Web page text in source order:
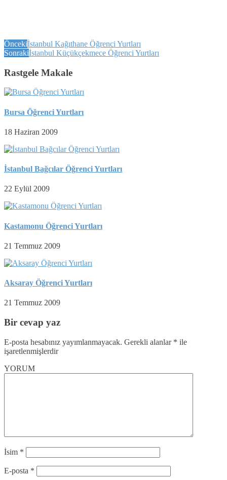
Öncekiİstanbul Kağıthane Öğrenci Yurtları
Sonrakiİstanbul Küçükçekmece Öğrenci Yurtları
Rastgele Makale
Bursa Öğrenci Yurtları
18 Haziran 2009
İstanbul Bağcılar Öğrenci Yurtları
22 Eylül 2009
Kastamonu Öğrenci Yurtları
21 Temmuz 2009
Aksaray Öğrenci Yurtları
21 Temmuz 2009
Bir cevap yaz
E-posta hesabınız yayımlanmayacak. Gerekli alanlar * ile
işaretlenmişlerdir
YORUM
İsim *
E-posta *